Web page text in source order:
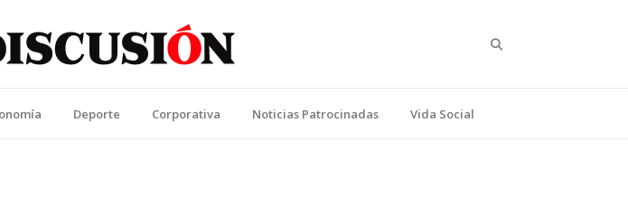
Deporte Corporativa Noticias Patrocinadas Vida Social